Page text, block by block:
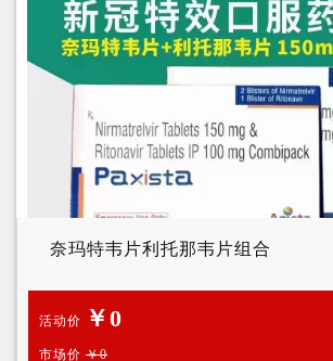
奈玛特韦片利托那韦片组合
活动价 ￥0
市场价 ￥0